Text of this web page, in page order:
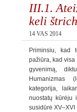
III.1.
keli
14 VAS 2014
Priminsiu, kad
pažiūra, kad
gyvenimą,
Humanizmas
kategorija,
nuostatų kūrėju
susidūrė